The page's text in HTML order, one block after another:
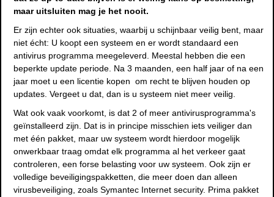
maar uitsluiten mag je het nooit.
Er zijn echter ook situaties, waarbij u schijnbaar veilig bent, maar
niet écht: U koopt een systeem en er wordt standaard een
antivirus programma meegeleverd. Meestal hebben die een
beperkte update periode. Na 3 maanden, een half jaar of na een
jaar moet u een licentie kopen om recht te blijven houden op
updates. Vergeet u dat, dan is u systeem niet meer veilig.
Wat ook vaak voorkomt, is dat 2 of meer antivirusprogramma's
geïnstalleerd zijn. Dat is in principe misschien iets veiliger dan
met één pakket, maar uw systeem wordt hierdoor mogelijk
onwerkbaar traag omdat elk programma al het verkeer gaat
controleren, een forse belasting voor uw systeem. Ook zijn er
volledige beveiligingspakketten, die meer doen dan alleen
virusbeveiliging, zoals Symantec Internet security. Prima pakket